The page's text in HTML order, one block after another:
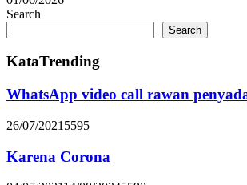
Search
Search
KataTrending
WhatsApp video call rawan
26/07/2021 5595
Karena Corona